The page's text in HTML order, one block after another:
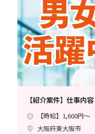
【紹介案件】仕事内
【時給】1,600円～
大阪府東大阪市